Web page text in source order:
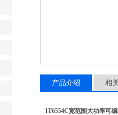
产品介绍 相
IT6554C宽范围大功率可